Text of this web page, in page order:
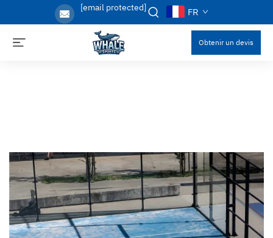
[email protected] FR
Obtenir un devis